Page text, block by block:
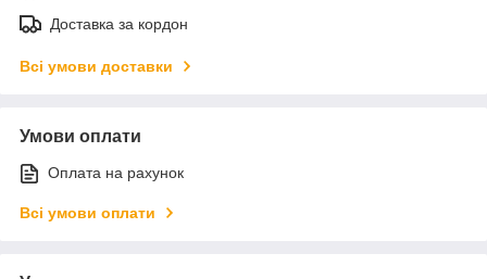
Доставка за кордон
Всі умови доставки
Умови оплати
Оплата на рахунок
Всі умови оплати